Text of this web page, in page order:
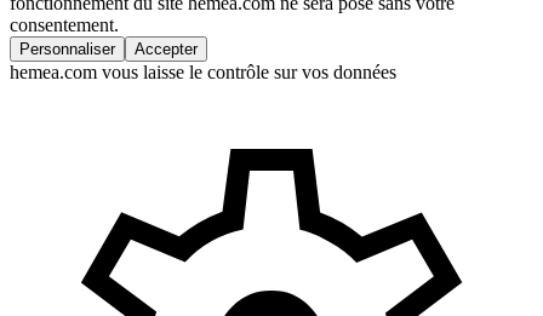
consentement.
Personnaliser Accepter
hemea.com vous laisse le contrôle sur vos données